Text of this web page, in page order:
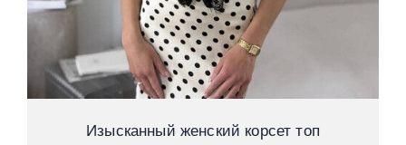
Изысканный женский корсет топ